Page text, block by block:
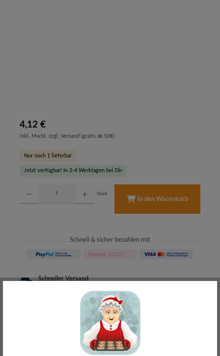
4,12 €
inkl. MwSt. zzgl. Versand (gratis ab 50€)
Nur noch 1 lieferbar
Jetzt verfügbar! In 2-4 Werktagen bei Dir
Stück
In den Warenkorb
Schnell & sicher bezahlen mit
Schneller Versand
30 Tage Rückgaberecht
ohne Risiko bestellen
– Frag den Profi!
kostenlos und persönlich
Über 20+ Jahre Erfahrung
wir wissen von was wir sprechen